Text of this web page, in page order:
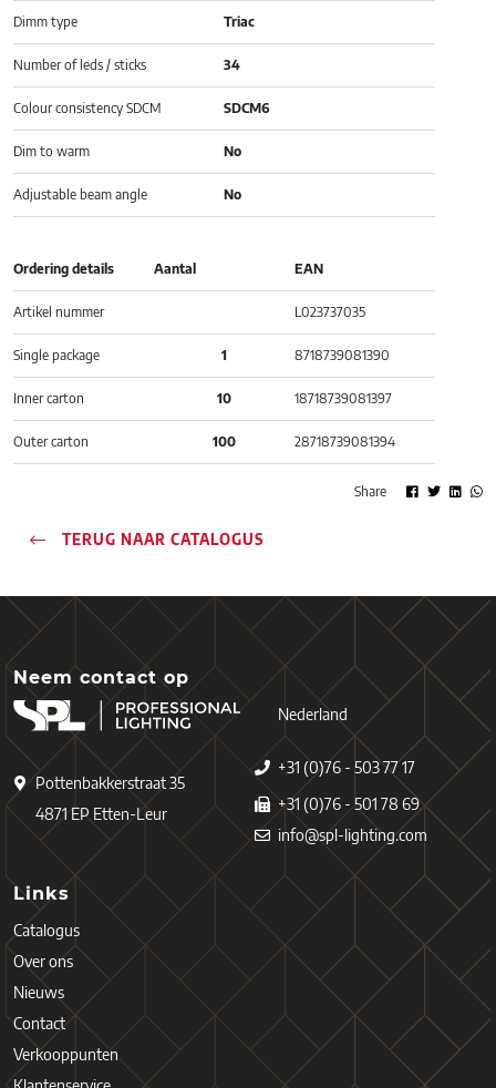
Dimm type Triac
Number of leds / sticks 34
Colour consistency SDCM SDCM6
Dim to warm No
Adjustable beam angle No
Ordering details Aantal EAN
Artikel nummer L023737035
Single package 1 8718739081390
Inner carton 10 18718739081397
Outer carton 100 28718739081394
Share
TERUG NAAR CATALOGUS
Neem contact op
Pottenbakkerstraat 35
4871 EP Etten-Leur
Nederland
+31 (0)76 - 503 77 17
+31 (0)76 - 501 78 69
info@spl-lighting.com
Links
Catalogus
Over ons
Nieuws
Contact
Verkooppunten